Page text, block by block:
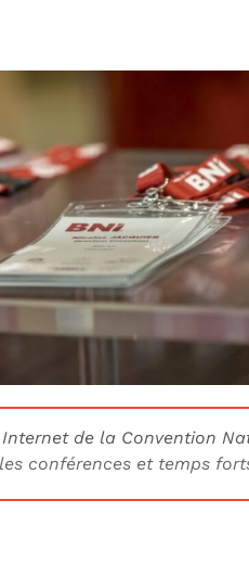
de la Convention
conférences et temps